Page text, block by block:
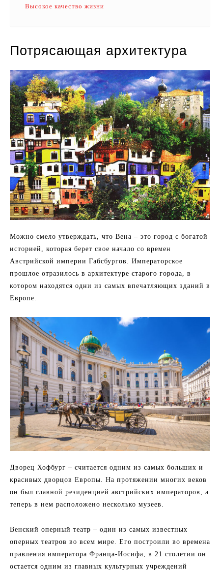
Высокое качество жизни
Потрясающая архитектура
Можно смело утверждать, что Вена – это город с богатой
историей, которая берет свое начало со времен
Австрийской империи Габсбургов. Императорское
прошлое отразилось в архитектуре старого города, в
котором находятся одни из самых впечатляющих зданий в
Европе.
Дворец Хофбург – считается одним из самых больших и
красивых дворцов Европы. На протяжении многих веков
он был главной резиденцией австрийских императоров, а
теперь в нем расположено несколько музеев.
Венский оперный театр – один из самых известных
оперных театров во всем мире. Его построили во времена
правления императора Франца-Иосифа, в 21 столетии он
остается одним из главных культурных учреждений